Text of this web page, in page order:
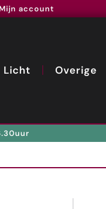
Mijn account
Licht Overige